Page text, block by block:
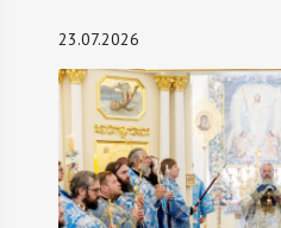
23.07.2026